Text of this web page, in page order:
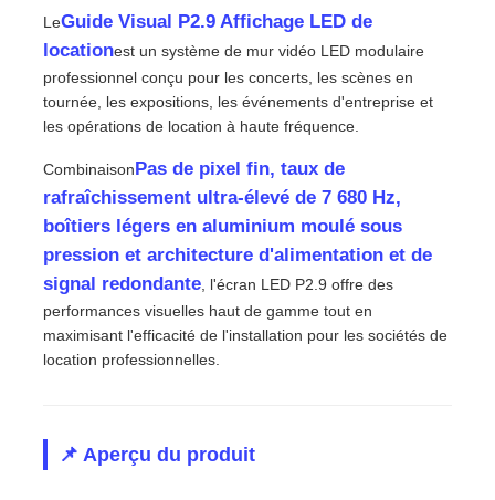
Accueil
Produits
Vidéos
Spectacle de réalité virtuelle
À propos de nous
Contrôle de qualité
LeGuide Visual P2.9 Affichage LED de
locationest un système de mur vidéo LED modulaire
professionnel conçu pour les concerts, les scènes en
tournée, les expositions, les événements d'entreprise et
les opérations de location à haute fréquence.
CombinaisonPas de pixel fin, taux de
rafraîchissement ultra-élevé de 7 680 Hz,
boîtiers légers en aluminium moulé sous
pression et architecture d'alimentation et de
signal redondante , l'écran LED P2.9 offre des
performances visuelles haut de gamme tout en
maximisant l'efficacité de l'installation pour les sociétés de
location professionnelles.
📌 Aperçu du produit